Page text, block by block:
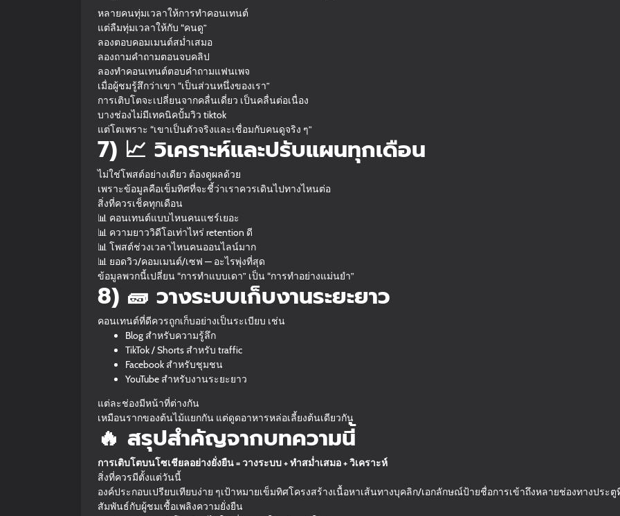
หลายคนทุ่มเวลาให้การทำคอนเทนต์
แต่ลืมทุ่มเวลาให้กับ “คนดู”
ลองตอบคอมเมนต์สม่ำเสมอ
ลองถามคำถามตอนจบคลิป
ลองทำคอนเทนต์ตอบคำถามแฟนเพจ
เมื่อผู้ชมรู้สึกว่าเขา “เป็นส่วนหนึ่งของเรา”
การเติบโตจะเปลี่ยนจากคลื่นเดี่ยว เป็นคลื่นต่อเนื่อง
บางช่องไม่มีเทคนิคปั้มวิว tiktok
แต่โตเพราะ “เขาเป็นตัวจริงและเชื่อมกับคนดูจริง ๆ”
7) 📈 วิเคราะห์และปรับแผนทุกเดือน
ไม่ใช่โพสต์อย่างเดียว ต้องดูผลด้วย
เพราะข้อมูลคือเข็มทิศที่จะชี้ว่าเราควรเดินไปทางไหนต่อ
สิ่งที่ควรเช็คทุกเดือน
📊 คอนเทนต์แบบไหนคนแชร์เยอะ
📊 ความยาววิดีโอเท่าไหร่ retention ดี
📊 โพสต์ช่วงเวลาไหนคนออนไลน์มาก
📊 ยอดวิว/คอมเมนต์/เซฟ — อะไรพุ่งที่สุด
ข้อมูลพวกนี้เปลี่ยน “การทำแบบเดา” เป็น “การทำอย่างแม่นยำ”
8) 🧱 วางระบบเก็บงานระยะยาว
คอนเทนต์ที่ดีควรถูกเก็บอย่างเป็นระเบียบ เช่น
Blog สำหรับความรู้ลึก
TikTok / Shorts สำหรับ traffic
Facebook สำหรับชุมชน
YouTube สำหรับงานระยะยาว
แต่ละช่องมีหน้าที่ต่างกัน
เหมือนรากของต้นไม้แยกกัน แต่ดูดอาหารหล่อเลี้ยงต้นเดียวกัน
🔥 สรุปสำคัญจากบทความนี้
การเติบโตบนโซเชียลอย่างยั่งยืน = วางระบบ + ทำสม่ำเสมอ + วิเคราะห์
สิ่งที่ควรมีตั้งแต่วันนี้
องค์ประกอบเปรียบเทียบง่าย ๆเป้าหมายเข็มทิศโครงสร้างเนื้อหาเส้นทางบุคลิก/เอกลักษณ์ป้ายชื่อการเข้าถึงหลายช่องทางประ
สัมพันธ์กับผู้ชมเชื้อเพลิงความยั่งยืน